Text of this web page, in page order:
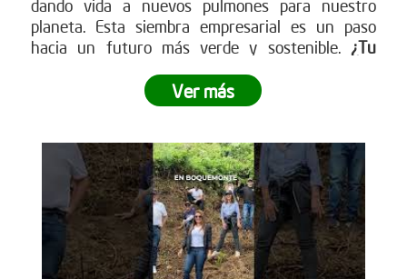
dando vida a nuevos pulmones para nuestro
planeta. Esta siembra empresarial es un paso
hacia un futuro más verde y sostenible. ¿Tu
Ver más